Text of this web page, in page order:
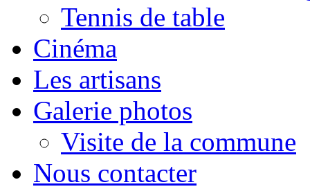
Tennis de table
Cinéma
Les artisans
Galerie photos
Visite de la commune
Nous contacter